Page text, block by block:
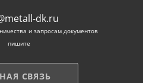
dk.ru
и запросам документов
пишите
СВЯЗЬ